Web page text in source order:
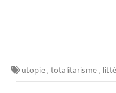
utopie,totalitarisme,